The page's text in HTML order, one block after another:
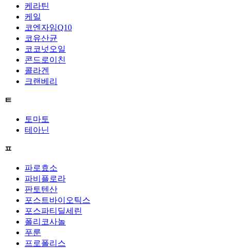
케라틴
케일
코엔자임Q10
코유산균
코코넛오일
콘드로이친
콜라겐
크랜베리
ㅌ
토마토
테아닌
ㅍ
파로효소
파비플로라
판토텐산
포스트바이오틱스
포스파티딜세린
폴리코사놀
푸룬
프로폴리스